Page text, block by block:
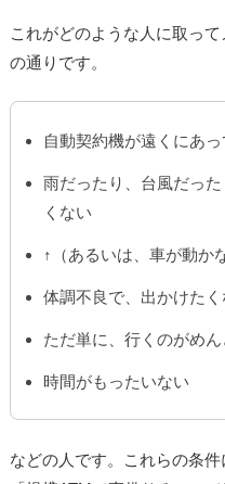
これがどのような人に取っ
の通りです。
自動契約機が遠くにあ
雨だったり、台風だっ
くない
↑（あるいは、車が動か
体調不良で、出かけたく
ただ単に、行くのがめん
時間がもったいない
などの人です。これらの条